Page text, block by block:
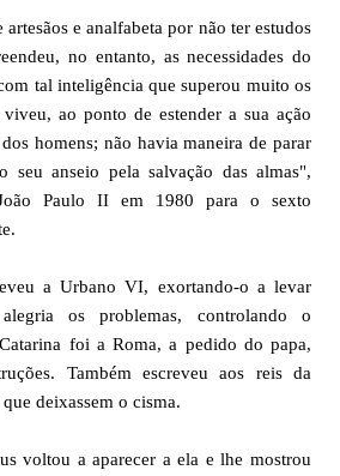
e analfabeta por não ter estudos
no entanto, as necessidades do
tal inteligência que superou muito os
ao ponto de estender a sua ação
homens; não havia maneira de parar
seu anseio pela salvação das almas",
Paulo II em 1980 para o sexto
a Urbano VI, exortando-o a levar
os problemas, controlando o
foi a Roma, a pedido do papa,
Também escreveu aos reis da
deixassem o cisma.
voltou a aparecer a ela e lhe mostrou